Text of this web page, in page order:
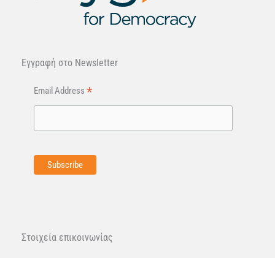
Εγγραφή στo Newsletter
Email Address *
Στοιχεία επικοινωνίας